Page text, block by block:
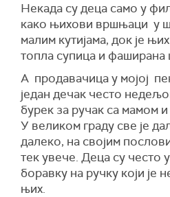
Некада су деца само у
како њихови вршњаци у
малим кутијама, док је
топла супица и фаширана
А продавачица у мојој
један дечак често
бурек за ручак са мамом и
У великом граду све је
далеко, на својим
тек увече. Деца су често
боравку на ручку који је
њих.